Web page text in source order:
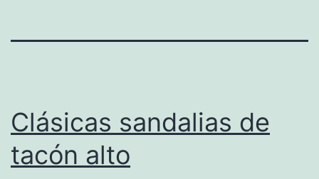
Clásicas sandalias de
tacón alto